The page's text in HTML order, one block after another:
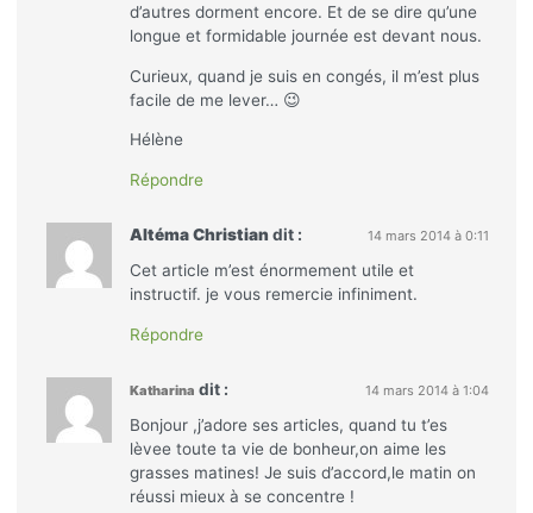
d’autres dorment encore. Et de se dire qu’une
longue et formidable journée est devant nous.
Curieux, quand je suis en congés, il m’est plus
facile de me lever… 😉
Hélène
Répondre
Altéma Christian dit : 14 mars 2014 à 0:11
Cet article m’est énormement utile et
instructif. je vous remercie infiniment.
Répondre
Katharina dit : 14 mars 2014 à 1:04
Bonjour ,j’adore ses articles, quand tu t’es
lèvee toute ta vie de bonheur,on aime les
grasses matines! Je suis d’accord,le matin on
réussi mieux à se concentre !